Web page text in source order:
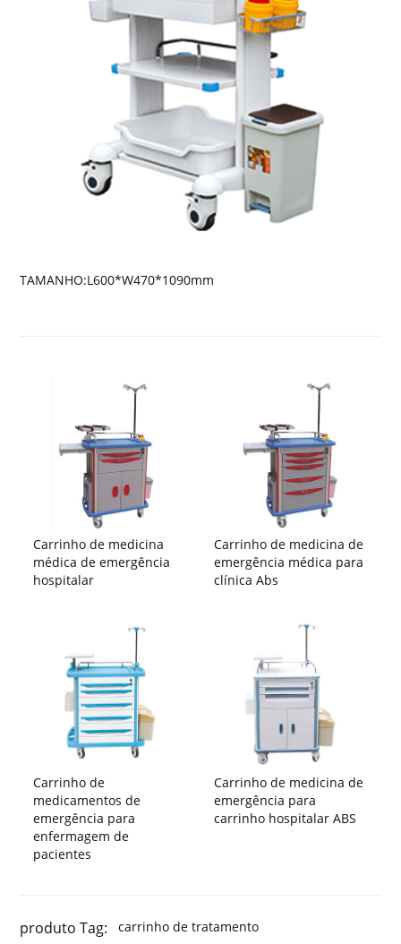
TAMANHO:L600*W470*1090mm
Carrinho de medicina
médica de emergência
hospitalar
Carrinho de medicina de
emergência médica para
clínica Abs
Carrinho de
medicamentos de
emergência para
enfermagem de
pacientes
Carrinho de medicina de
emergência para
carrinho hospitalar ABS
produto Tag:
carrinho de tratamento